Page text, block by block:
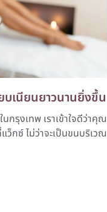
บเนียนยาวนานยิ่งขึ้น
กรุงเทพ เราเข้าใจดีว่าคุณ
กซ์ ไม่ว่าจะเป็นขนบริเวณ